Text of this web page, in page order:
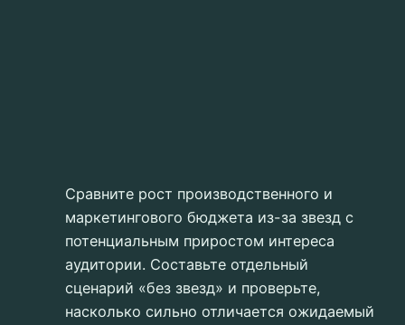
Сравните рост производственного и
маркетингового бюджета из-за звезд с
потенциальным приростом интереса
аудитории. Составьте отдельный
сценарий «без звезд» и проверьте,
насколько сильно отличается ожидаемый